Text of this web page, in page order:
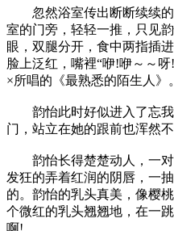
忽然浴室传出断断续续的
室的门旁，轻轻一推，只见
眼，双腿分开，食中两指插
脸上泛红，嘴裡“咿!咿～～
×所唱的《最熟悉的陌生人》。
韵怡此时好似进入了忘我
门，站立在她的跟前也浑然不
韵怡长得楚楚动人，一对
发狂的弄着红润的阴唇，一
的。韵怡的乳头真美，像樱
个微红的乳头翘翘地，在一
啊!